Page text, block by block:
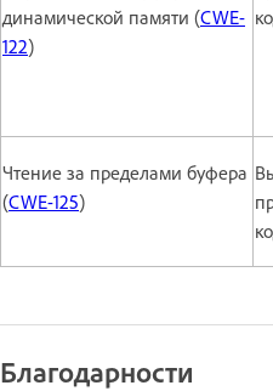
динамической памяти (CWE-
122)
Чтение за пределами буфера
(CWE-125)
Благодарности